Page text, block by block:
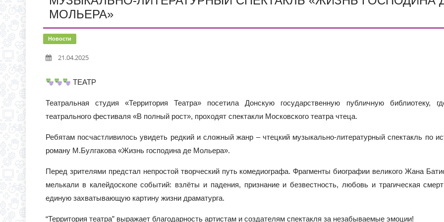
С 1 СЕНТЯБРЯ 2026 ГОДА В МБОУ «ШКОЛА № 75» ОТКРЫВАЮТСЯ КЛАССЫ
ВРЕМЯ ОТКРЫТИЯ ОБРАЗОВАТЕЛЬНЫХ ОРГАНИЗАЦИЙ РОСТОВСКОЙ ОБЛАСТИ
МОЛЬЕРА»
Новости
21.04.2025
ТЕАТР
Театральная студия «Территория Театра» посетила Донскую государственную публичную библиотеку,
театрального фестиваля «В полный рост», проходят спектакли Московского театра чтеца.
Ребятам посчастливилось увидеть редкий и сложный жанр – чтецкий музыкально-литературный спектакль по
роману М.Булгакова «Жизнь господина де Мольера».
Перед зрителями предстал непростой творческий путь комедиографа. Фрагменты биографии великого Жана
мелькали в калейдоскопе событий: взлёты и падения, признание и безвестность, любовь и трагическая
единую захватывающую картину жизни драматурга.
“Территория театра” выражает благодарность артистам и создателям спектакля за незабываемые эмоции!